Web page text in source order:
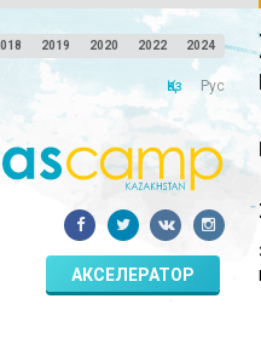
2019 2020 2022 2024
Қаз Рус
АКСЕЛЕРАТОР